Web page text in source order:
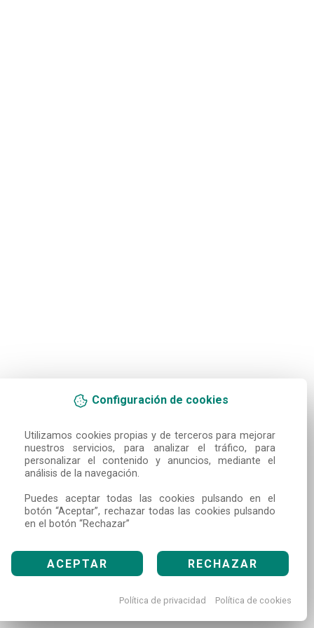
Configuración de cookies
Utilizamos cookies propias y de terceros para mejorar
nuestros servicios, para analizar el tráfico, para
personalizar el contenido y anuncios, mediante el
análisis de la navegación.
Puedes aceptar todas las cookies pulsando en el
botón “Aceptar”, rechazar todas las cookies pulsando
en el botón “Rechazar”
ACEPTAR RECHAZAR
Política de privacidad Política de cookies